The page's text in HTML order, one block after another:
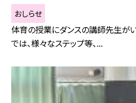
おしらせ
体育の授業にダンスの講師先生が
では、様々なステップ等、...